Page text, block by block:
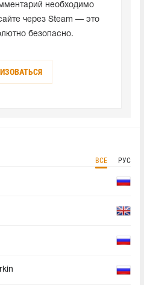
необходимо
через Steam — это
безопасно.
ВСЕ РУС